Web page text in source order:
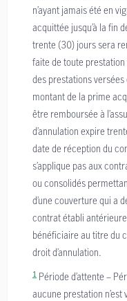
n’ayant jamais été en
acquittée jusqu’à la fin
trente (30) jours sera
faite de toute
des prestations
montant de la prime
être remboursée à
d’annulation expire
date de réception du
s’applique pas aux
ou consolidés
d’une couverture qui a
contrat établi
bénéficiaire au titre du
droit d’annulation.
1 Période d’attente –
aucune prestation